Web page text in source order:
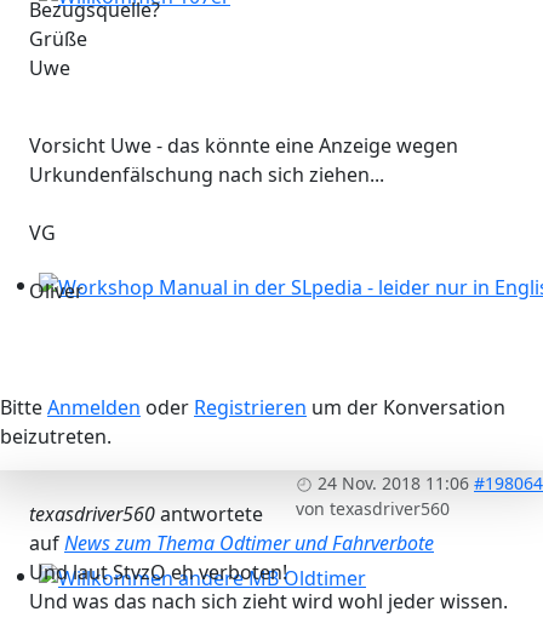
Willkommen 107er
Willkommen andere MB Oldtimer
Bezugsquelle?
Grüße
Uwe
Vorsicht Uwe - das könnte eine Anzeige wegen
Urkundenfälschung nach sich ziehen...
VG
Oliver
BitteAnmelden oder Registrieren um der Konversation
beizutreten.
24 Nov. 2018 11:06 #198064
von texasdriver560
texasdriver560antwortete
aufNews zum Thema Odtimer und Fahrverbote
Und laut StvzO eh verboten!
Und was das nach sich zieht wird wohl jeder wissen.